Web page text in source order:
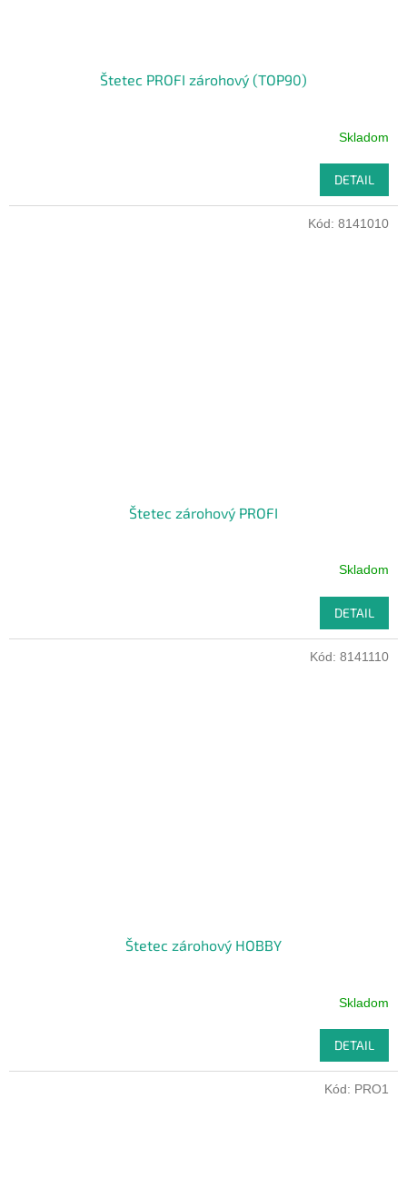
Štetec PROFI zárohový (TOP90)
Skladom
DETAIL
Štetec zárohový PROFI
Skladom
DETAIL
Kód: 8141010
Štetec zárohový HOBBY
Skladom
DETAIL
Kód: 8141110
Kód: PRO1